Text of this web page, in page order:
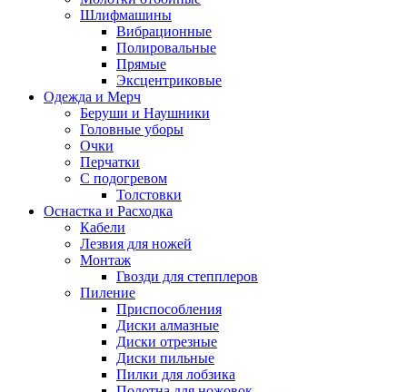
Шлифмашины
Вибрационные
Полировальные
Прямые
Эксцентриковые
Одежда и Мерч
Беруши и Наушники
Головные уборы
Очки
Перчатки
С подогревом
Толстовки
Оснастка и Расходка
Кабели
Лезвия для ножей
Монтаж
Гвозди для степплеров
Пиление
Приспособления
Диски алмазные
Диски отрезные
Диски пильные
Пилки для лобзика